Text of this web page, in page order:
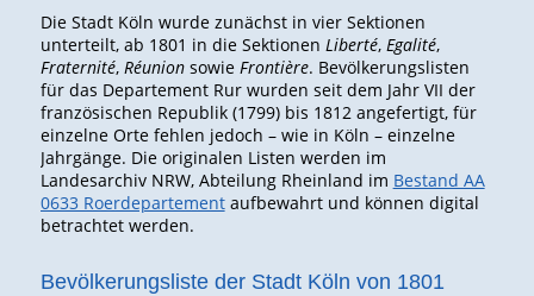
Die Stadt Köln wurde zunächst in vier Sektionen
unterteilt, ab 1801 in die Sektionen Liberté, Egalité,
Fraternité, Réunionsowie Frontière. Bevölkerungslisten
für das Departement Rur wurden seit dem Jahr VII der
französischen Republik (1799) bis 1812 angefertigt, für
einzelne Orte fehlen jedoch – wie in Köln – einzelne
Jahrgänge. Die originalen Listen werden im
Landesarchiv NRW, Abteilung Rheinland im Bestand AA
0633 Roerdepartementaufbewahrt und können digital
betrachtet werden.
Bevölkerungsliste der Stadt Köln von 1801